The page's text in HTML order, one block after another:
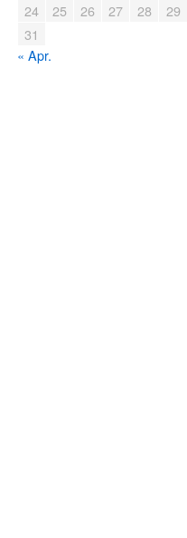
24
25 26 27 28
29
31
« Apr.